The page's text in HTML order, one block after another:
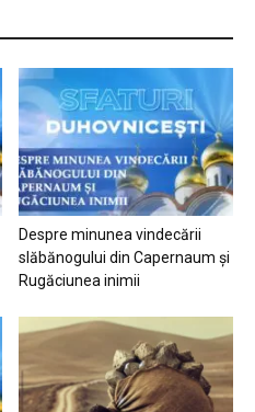
Despre minunea vindecării
slăbănogului din Capernaum și
Rugăciunea inimii